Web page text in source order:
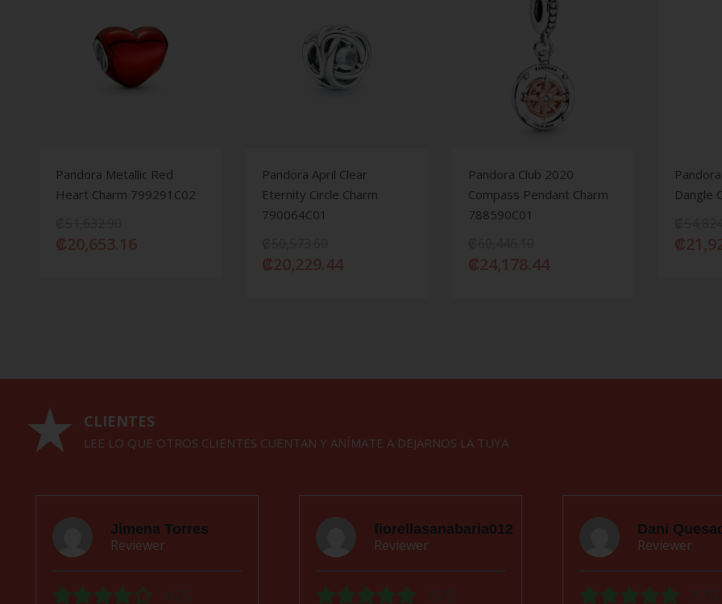
Pandora Metallic Red
Heart Charm 799291C02
₡20,653.16
Pandora April Clear
Eternity Circle Charm
790064C01
₡20,229.44
Pandora Club 2020
Compass Pendant Charm
788590C01
₡24,178.44
Dangle
₡
CLIENTES
LEE LO QUE OTROS CLIENTES CUENTAN Y ANÍMATE A DEJARNOS LA TUYA
Jimena Torres
Reviewer
fiorellasanabaria012
Reviewer
Dani
Reviewer